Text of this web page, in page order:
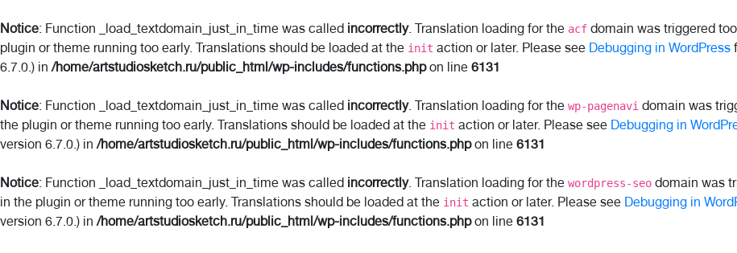
Notice: Function _load_textdomain_just_in_time was called incorrectly. Translation loading for the acf domain was triggered
plugin or theme running too early. Translations should be loaded at the init action or later. Please see Debugging in WordPress
6.7.0.) in/home/artstudiosketch.ru/public_html/wp-includes/functions.phpon line 6131
Notice: Function _load_textdomain_just_in_time was called incorrectly. Translation loading for the wp-pagenavi domain was
the plugin or theme running too early. Translations should be loaded at the init action or later. Please see Debugging in
version 6.7.0.) in/home/artstudiosketch.ru/public_html/wp-includes/functions.phpon line 6131
Notice: Function _load_textdomain_just_in_time was called incorrectly. Translation loading for the wordpress-seo domain was
in the plugin or theme running too early. Translations should be loaded at the init action or later. Please see Debugging in
version 6.7.0.) in/home/artstudiosketch.ru/public_html/wp-includes/functions.phpon line 6131